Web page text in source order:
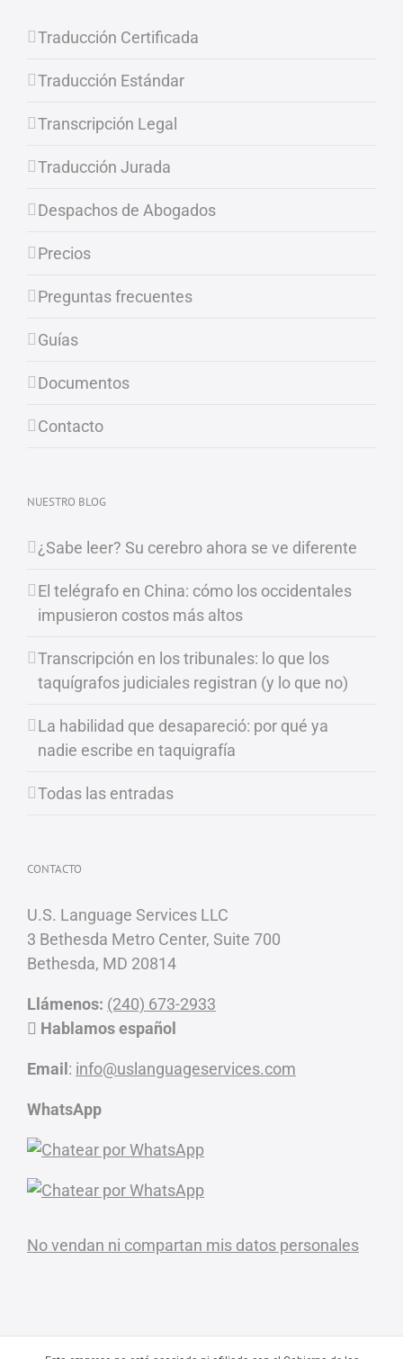
Traducción Certificada
Traducción Estándar
Transcripción Legal
Traducción Jurada
Despachos de Abogados
Precios
Preguntas frecuentes
Guías
Documentos
Contacto
NUESTRO BLOG
¿Sabe leer? Su cerebro ahora se ve diferente
El telégrafo en China: cómo los occidentales
impusieron costos más altos
Transcripción en los tribunales: lo que los
taquígrafos judiciales registran (y lo que no)
La habilidad que desapareció: por qué ya
nadie escribe en taquigrafía
Todas las entradas
CONTACTO
U.S. Language Services LLC
3 Bethesda Metro Center, Suite 700
Bethesda, MD 20814
Llámenos: (240) 673-2933
Hablamos español
Email: info@uslanguageservices.com
WhatsApp
No vendan ni compartan mis datos personales